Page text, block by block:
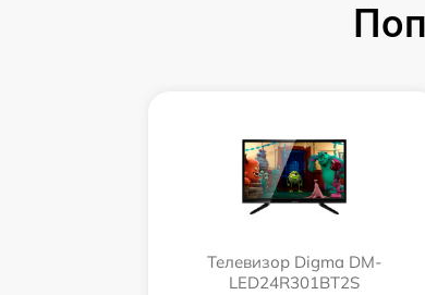
Телевизор Digma DM-
LED24R301BT2S